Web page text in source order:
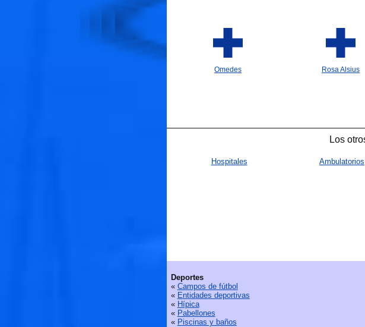
Omedes Rosa Alsius
Los
Hospitales Ambulatorios
Deportes
« Campos de fútbol
« Entidades deportivas
« Hípica
« Pabellones
« Piscinas y baños
🐟